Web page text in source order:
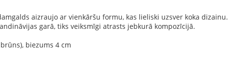
aizraujo ar vienkāršu formu, kas lieliski uzsver koka dizainu.
garā, tiks veiksmīgi atrasts jebkurā kompozīcijā.
biezums 4 cm